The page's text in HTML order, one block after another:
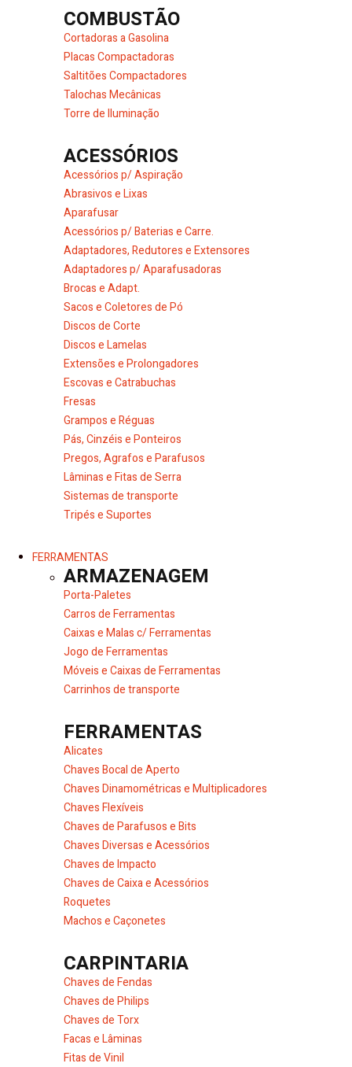
COMBUSTÃO
Cortadoras a Gasolina
Placas Compactadoras
Saltitões Compactadores
Talochas Mecânicas
Torre de Iluminação
ACESSÓRIOS
Acessórios p/ Aspiração
Abrasivos e Lixas
Aparafusar
Acessórios p/ Baterias e Carre.
Adaptadores, Redutores e Extensores
Adaptadores p/ Aparafusadoras
Brocas e Adapt.
Sacos e Coletores de Pó
Discos de Corte
Discos e Lamelas
Extensões e Prolongadores
Escovas e Catrabuchas
Fresas
Grampos e Réguas
Pás, Cinzéis e Ponteiros
Pregos, Agrafos e Parafusos
Lâminas e Fitas de Serra
Sistemas de transporte
Tripés e Suportes
FERRAMENTAS
ARMAZENAGEM
Porta-Paletes
Carros de Ferramentas
Caixas e Malas c/ Ferramentas
Jogo de Ferramentas
Móveis e Caixas de Ferramentas
Carrinhos de transporte
FERRAMENTAS
Alicates
Chaves Bocal de Aperto
Chaves Dinamométricas e Multiplicadores
Chaves Flexíveis
Chaves de Parafusos e Bits
Chaves Diversas e Acessórios
Chaves de Impacto
Chaves de Caixa e Acessórios
Roquetes
Machos e Caçonetes
CARPINTARIA
Chaves de Fendas
Chaves de Philips
Chaves de Torx
Facas e Lâminas
Fitas de Vinil